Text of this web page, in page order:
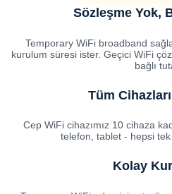
Sözleşme Yok,
Temporary WiFi broadband
kurulum süresi ister. Geçici WiFi
bağlı
Tüm
Cep WiFi cihazımız 10 cihaza
telefon, tablet - hepsi tek
Kolay